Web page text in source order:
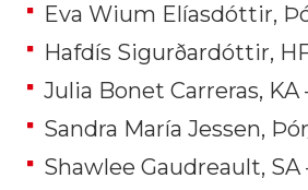
Eva Wium Elíasdóttir,
Hafdís Sigurðardóttir,
Julia Bonet Carreras, KA
Sandra María Jessen,
Shawlee Gaudreault, SA